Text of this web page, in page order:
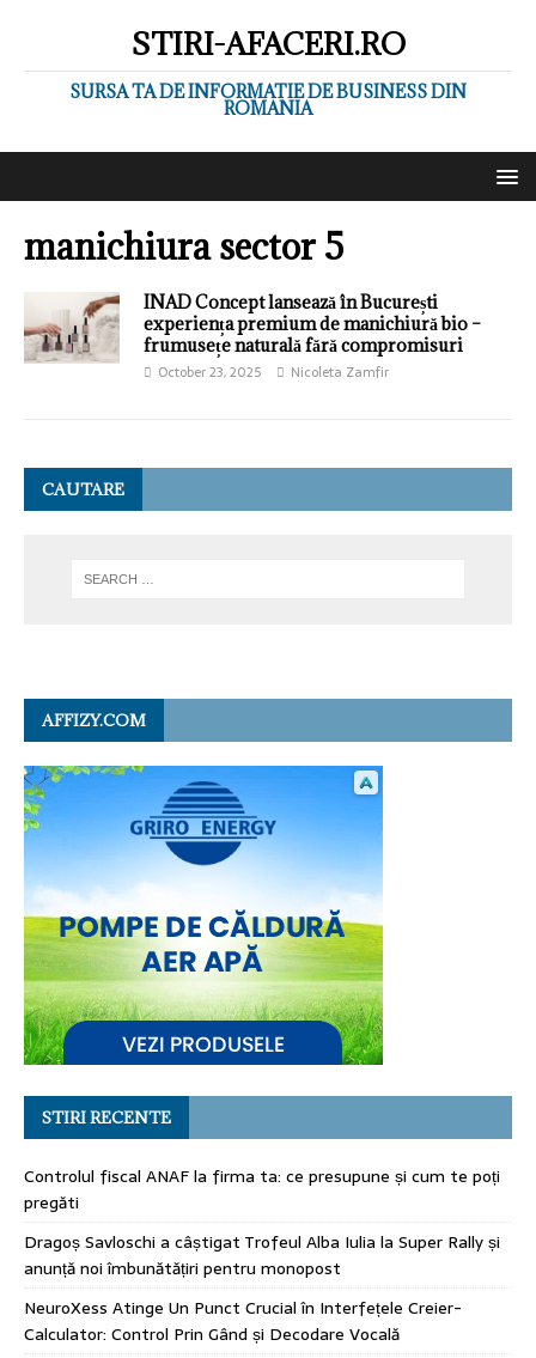
STIRI-AFACERI.RO
SURSA TA DE INFORMATIE DE BUSINESS DIN
ROMANIA
manichiura sector 5
INAD Concept lansează în București
experiența premium de manichiură bio –
frumusețe naturală fără compromisuri
October 23, 2025 Nicoleta Zamfir
CAUTARE
AFFIZY.COM
STIRI RECENTE
Controlul fiscal ANAF la firma ta: ce presupune și cum te poți
pregăti
Dragoș Savloschi a câștigat Trofeul Alba Iulia la Super Rally și
anunță noi îmbunătățiri pentru monopost
NeuroXess Atinge Un Punct Crucial în Interfețele Creier-
Calculator: Control Prin Gând și Decodare Vocală